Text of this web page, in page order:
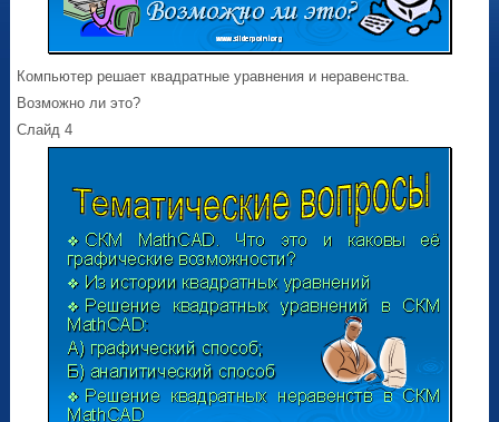
Компьютер решает квадратные уравнения и неравенства.
Возможно ли это?
Слайд 4